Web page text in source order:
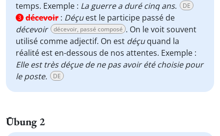
temps. Exemple : La guerre a duré cinq ans. DE
3 décevoir : Déçuest le participe passé de
décevoir décevoir, passé composé . On le voit souvent
utilisé comme adjectif. On est déçuquand la
réalité est en-dessous de nos attentes. Exemple :
Elle est très déçue de ne pas avoir été choisie pour
le poste.
DE
Übung 2